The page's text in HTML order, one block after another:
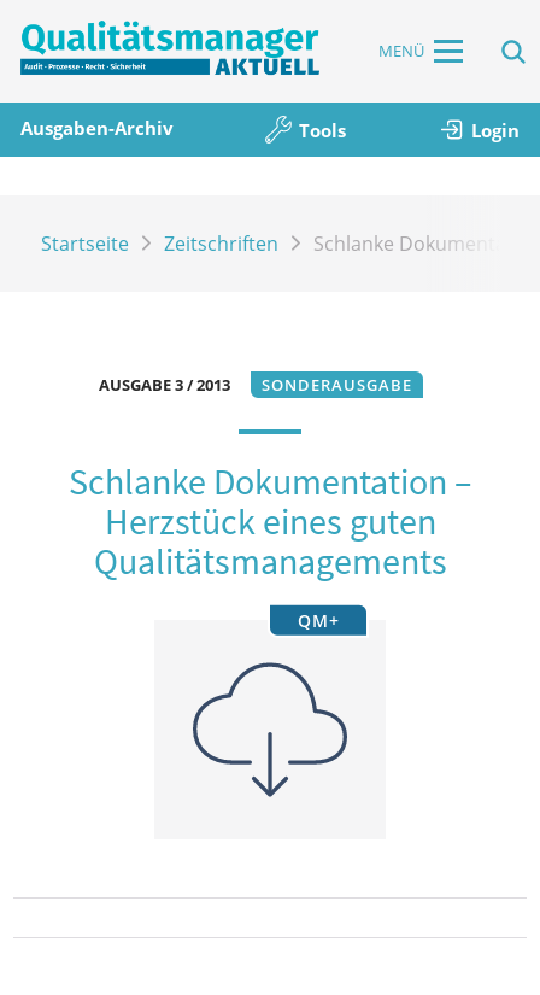
MENÜ
Ausgaben-Archiv Tools Login
Startseite Zeitschriften Schlanke
AUSGABE 3 / 2013 SONDERAUSGABE
Schlanke Dokumentation –
Herzstück eines guten
Qualitätsmanagements
QM+